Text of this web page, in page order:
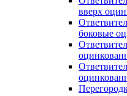
вверх
боковые